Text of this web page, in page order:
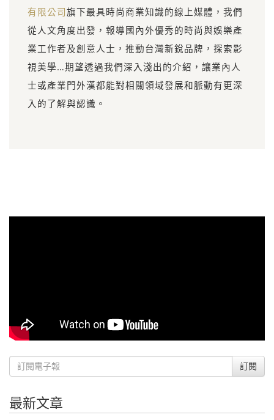
有限公司旗下最具時尚商業知識的線上媒體，我們
從人文角度出發，報導國內外優秀的時尚與娛樂產
業工作者及創意人士，推動台灣新銳品牌，探索影
視美學…期望透過我們深入淺出的介紹，讓業內人
士或產業門外漢都能對相關領域發展和脈動有更深
入的了解與認識。
訂閱
最新文章